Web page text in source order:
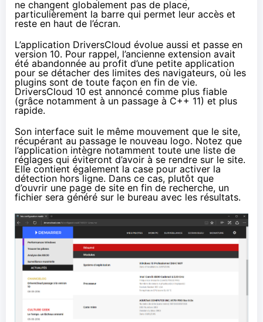
ne changent globalement pas de place,
particulièrement la barre qui permet leur accès et
reste en haut de l’écran.
L’application DriversCloud évolue aussi et passe en
version 10. Pour rappel, l’ancienne extension avait
été abandonnée au profit d’une petite application
pour se détacher des limites des navigateurs, où les
plugins sont de toute façon en fin de vie.
DriversCloud 10 est annoncé comme plus fiable
(grâce notamment à un passage à C++ 11) et plus
rapide.
Son interface suit le même mouvement que le site,
récupérant au passage le nouveau logo. Notez que
l’application intègre notamment toute une liste de
réglages qui éviteront d’avoir à se rendre sur le site.
Elle contient également la case pour activer la
détection hors ligne. Dans ce cas, plutôt que
d’ouvrir une page de site en fin de recherche, un
fichier sera généré sur le bureau avec les résultats.